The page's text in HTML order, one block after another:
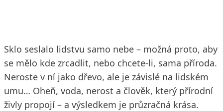
Sklo seslalo lidstvu samo nebe – možná proto, aby
se mělo kde zrcadlit, nebo chcete-li, sama příroda.
Neroste v ní jako dřevo, ale je závislé na lidském
umu… Oheň, voda, nerost a člověk, který přírodní
živly propojí – a výsledkem je průzračná krása.